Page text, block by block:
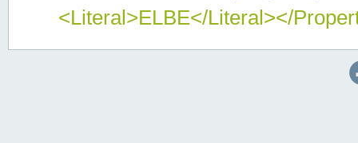
<Literal>ELBE</Literal></